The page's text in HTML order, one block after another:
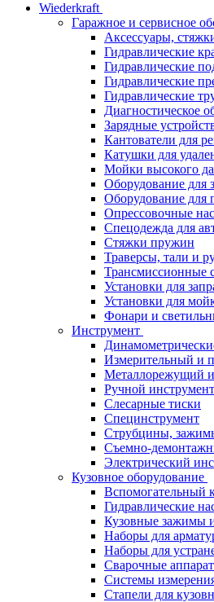
Wiederkraft
Гаражное и сервисное
Аксессуары,
Гидравлические
Гидравлические
Гидравлические
Гидравлические
Диагностическое
Зарядные
Кантователи для
Катушки для
Мойки высокого
Оборудование для
Оборудование для
Опрессовочные
Спецодежда для
Стяжки пружин
Траверсы, тали и
Трансмиссионные
Установки для
Установки для
Фонари и
Инструмент
Измерительный и
Металлорежущий
Ручной инструмент
Слесарные тиски
Специнструмент
Струбцины,
Съемно-
Электрический
Кузовное оборудование
Вспомогательный
Гидравлические
Кузовные зажимы
Наборы для
Наборы для
Сварочные
Системы
Стапели для